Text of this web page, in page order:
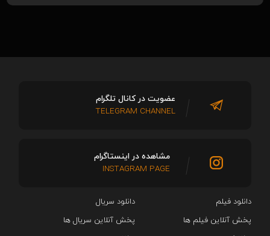
دانلود فیلم
دانلود سریال‌
پخش آنلاین فیلم ها
پخش آنلاین سریال ها
عضویت در کانال تلگرام
TELEGRAM CHANNEL
مشاهده در اینستاگرام
INSTAGRAM PAGE